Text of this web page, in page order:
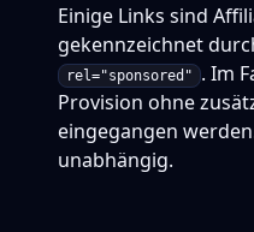
Einige Links sind
gekennzeichnet
rel="sponsored"
. Im
Provision ohne
eingegangen
unabhängig.